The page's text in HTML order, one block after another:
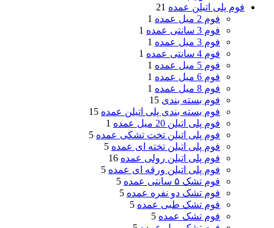
فوم پلی اتیلن عمده 21
فوم 2 میل عمده
1
فوم 3 سانتی عمده
1
فوم 3 میل عمده
1
فوم 4 سانتی عمده
1
فوم 5 میل عمده
1
فوم 6 میل عمده
1
فوم 8 میل عمده
1
فوم بسته بندی 15
فوم بسته بندی پلی اتیلن عمده 15
فوم پلی اتیلن 20 میل عمده
1
فوم پلی اتیلن تخت تشکی عمده 5
فوم پلی اتیلن تخته ای عمده 5
فوم پلی اتیلن رولی عمده 16
فوم پلی اتیلن ورقه ای عمده 5
فوم تشک ۵ سانتی عمده
5
فوم تشک دو نفره عمده 5
فوم تشک طبی عمده 5
فوم تشک عمده 5